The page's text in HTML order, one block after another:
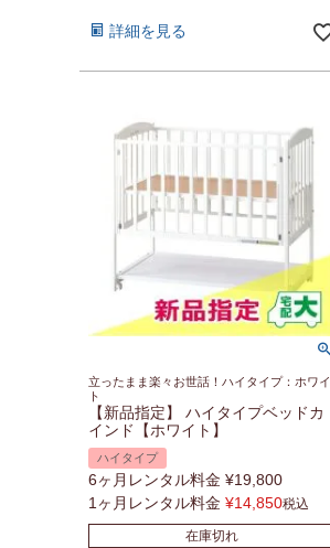
詳細を見る
立ったまま楽々お世話！ハイタイプ：ホワイ
ト
【新品指定】 ハイタイプベッドカ
インド【ホワイト】
ハイタイプ
6ヶ月レンタル料金 ¥19,800
1ヶ月レンタル料金 ¥14,850税込
在庫切れ